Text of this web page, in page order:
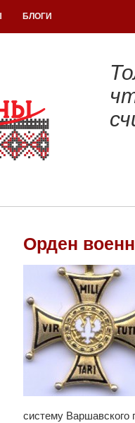
БЛОГИ
Орден
систему Варшавского